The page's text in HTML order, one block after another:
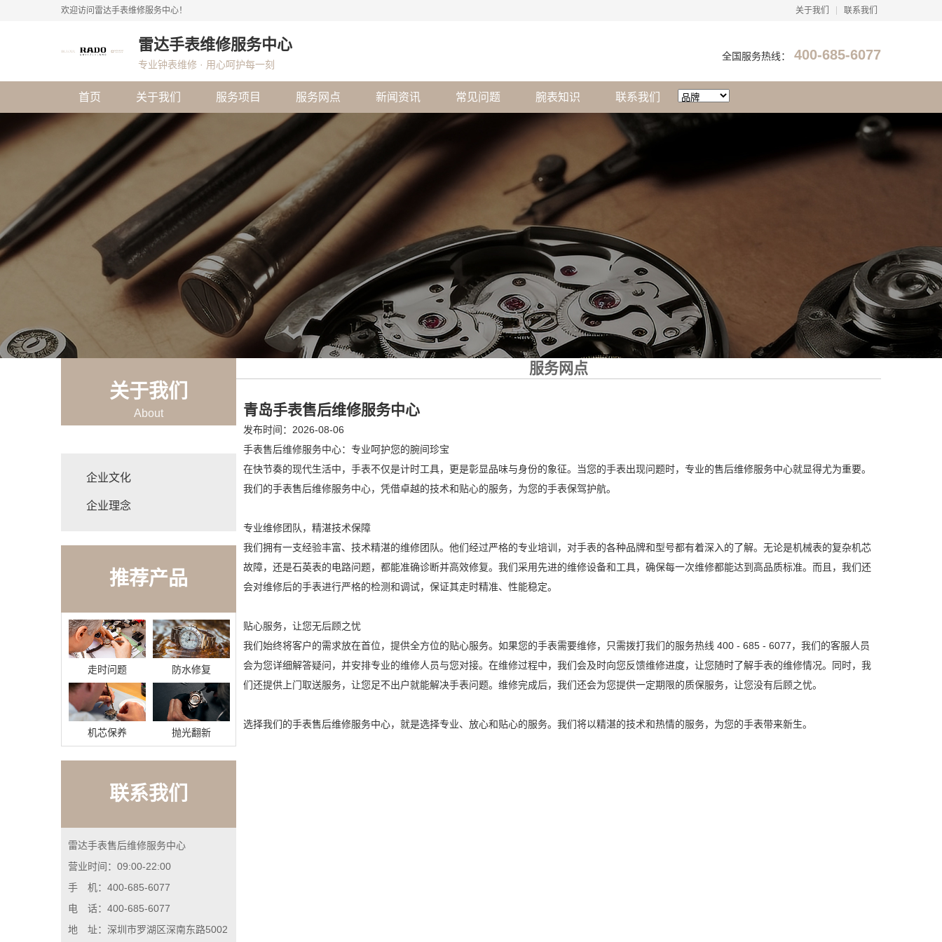
欢迎访问雷达手表维修服务中心！ 关于我们 联系我们
雷达手表维修服务中心
专业钟表维修 · 用心呵护每一刻
全国服务热线： 400-685-6077
首页 关于我们 服务项目 服务网点 新闻资讯 常见问题 腕表知识 联系我们
关于我们
About
企业文化
企业理念
推荐产品
走时问题 防水修复
机芯保养 抛光翻新
联系我们
雷达手表售后维修服务中心
营业时间：09:00-22:00
手 机：400-685-6077
电 话：400-685-6077
地 址：深圳市罗湖区深南东路5002
服务网点
青岛手表售后维修服务中心
发布时间：2026-08-06
手表售后维修服务中心：专业呵护您的腕间珍宝
在快节奏的现代生活中，手表不仅是计时工具，更是彰显品味与身份的象征。当您的手表出现问题时，专业的售后维修服务中心就显得尤为重要。
我们的手表售后维修服务中心，凭借卓越的技术和贴心的服务，为您的手表保驾护航。
专业维修团队，精湛技术保障
我们拥有一支经验丰富、技术精湛的维修团队。他们经过严格的专业培训，对手表的各种品牌和型号都有着深入的了解。无论是机械表的复杂机芯
故障，还是石英表的电路问题，都能准确诊断并高效修复。我们采用先进的维修设备和工具，确保每一次维修都能达到高品质标准。而且，我们还
会对维修后的手表进行严格的检测和调试，保证其走时精准、性能稳定。
贴心服务，让您无后顾之忧
我们始终将客户的需求放在首位，提供全方位的贴心服务。如果您的手表需要维修，只需拨打我们的服务热线 400 - 685 - 6077，我们的客服人员
会为您详细解答疑问，并安排专业的维修人员与您对接。在维修过程中，我们会及时向您反馈维修进度，让您随时了解手表的维修情况。同时，我
们还提供上门取送服务，让您足不出户就能解决手表问题。维修完成后，我们还会为您提供一定期限的质保服务，让您没有后顾之忧。
选择我们的手表售后维修服务中心，就是选择专业、放心和贴心的服务。我们将以精湛的技术和热情的服务，为您的手表带来新生。